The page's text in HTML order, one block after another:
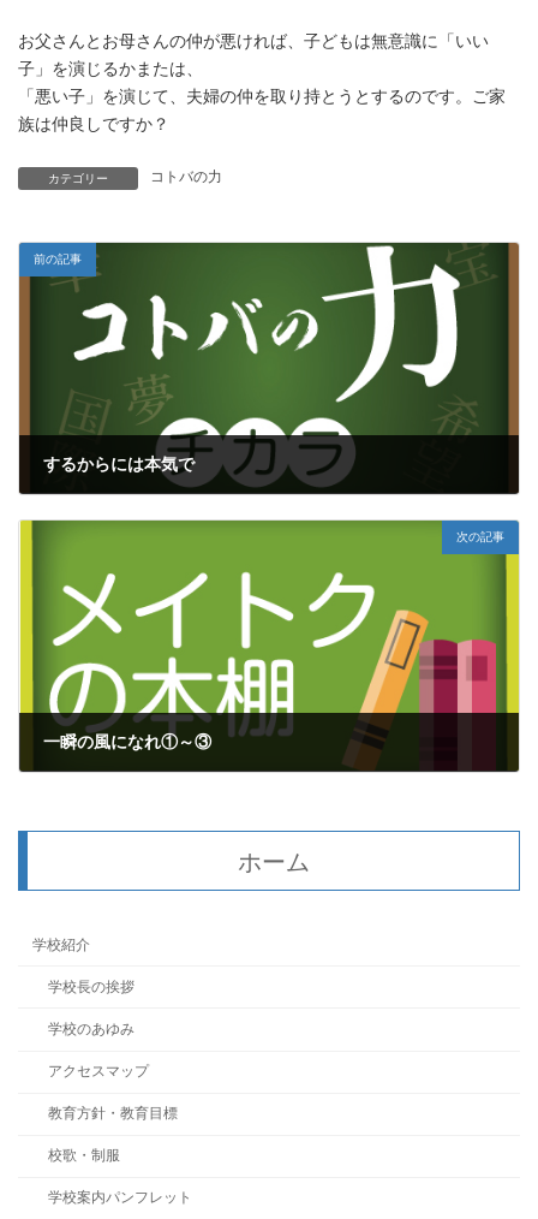
お父さんとお母さんの仲が悪ければ、子どもは無意識に「いい
子」を演じるかまたは、
「悪い子」を演じて、夫婦の仲を取り持とうとするのです。ご家
族は仲良しですか？
カテゴリー コトバの力
前の記事
するからには本気で
次の記事
一瞬の風になれ①～③
ホーム
学校紹介
学校長の挨拶
学校のあゆみ
アクセスマップ
教育方針・教育目標
校歌・制服
学校案内パンフレット